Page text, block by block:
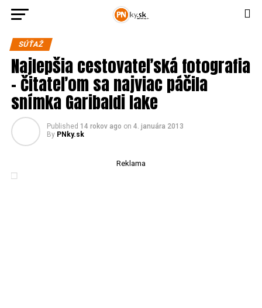
SÚŤAŽ
Najlepšia cestovateľská fotografia
– čitateľom sa najviac páčila
snímka Garibaldi lake
Published 14 rokov ago on 4. januára 2013
By PNky.sk
Reklama